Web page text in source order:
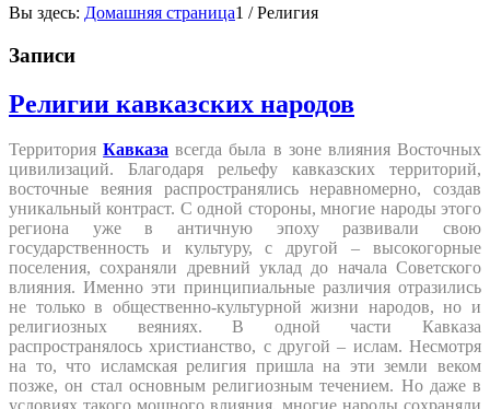
Вы здесь: Домашняя страница1 / Религия
Записи
Религии кавказских народов
ТерриторияКавказа всегда была в зоне влияния Восточных
цивилизаций. Благодаря рельефу кавказских территорий,
восточные веяния распространялись неравномерно, создав
уникальный контраст. С одной стороны, многие народы этого
региона уже в античную эпоху развивали свою
государственность и культуру, с другой – высокогорные
поселения, сохраняли древний уклад до начала Советского
влияния. Именно эти принципиальные различия отразились
не только в общественно-культурной жизни народов, но и
религиозных веяниях. В одной части Кавказа
распространялось христианство, с другой – ислам. Несмотря
на то, что исламская религия пришла на эти земли веком
позже, он стал основным религиозным течением. Но даже в